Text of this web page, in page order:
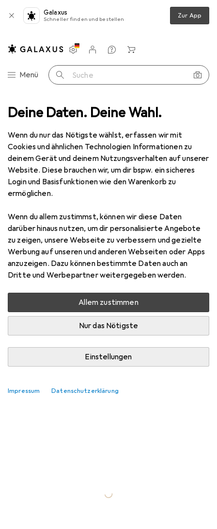
Deine Daten. Deine Wahl.
Wenn du nur das Nötigste wählst, erfassen wir mit
Cookies und ähnlichen Technologien Informationen zu
deinem Gerät und deinem Nutzungsverhalten auf unserer
Website. Diese brauchen wir, um dir bspw. ein sicheres
Login und Basisfunktionen wie den Warenkorb zu
ermöglichen.
Wenn du allem zustimmst, können wir diese Daten
darüber hinaus nutzen, um dir personalisierte Angebote
zu zeigen, unsere Webseite zu verbessern und gezielte
Werbung auf unseren und anderen Webseiten oder Apps
anzuzeigen. Dazu können bestimmte Daten auch an
Dritte und Werbepartner weitergegeben werden.
Allem zustimmen
Nur das Nötigste
Einstellungen
Impressum Datenschutzerklärung
Galaxus
Schneller finden und bestellen Zur App
Navigation nach Kategorien
Menü Suche
Einstellungen
Kundenkonto
Vergleichslisten
Merklisten
Warenkorb
Outdoor Camping Campingmobiliar
Campinglampe
Produkte Forum